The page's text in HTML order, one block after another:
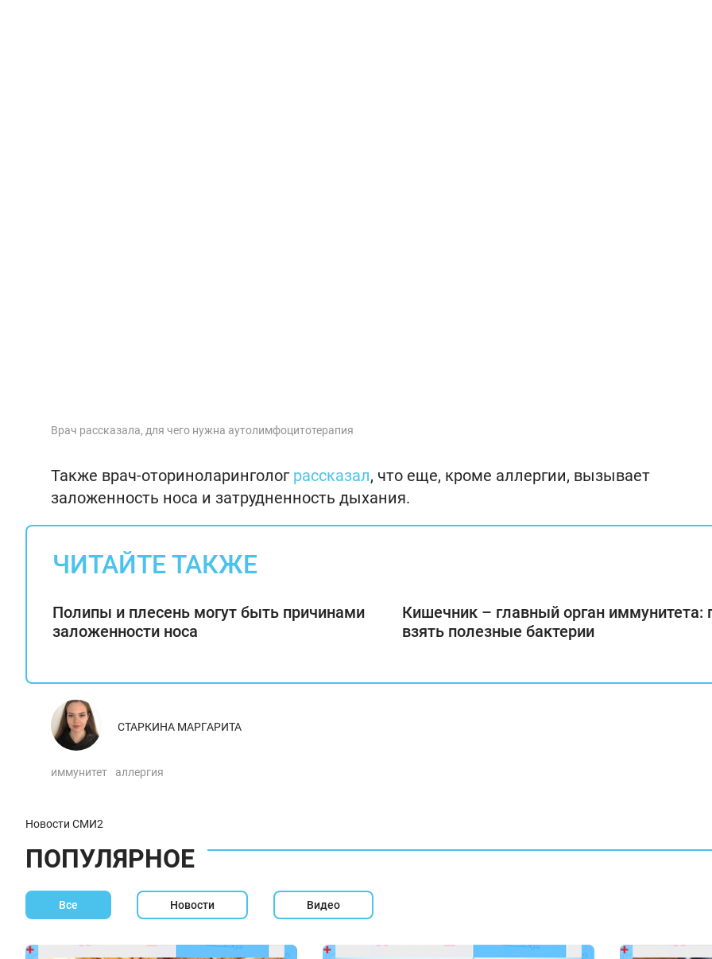
Врач рассказала, для чего нужна аутолимфоцитотерапия
Также врач-оториноларинголог рассказал, что еще, кроме аллергии, вызывает
заложенность носа и затрудненность дыхания.
ЧИТАЙТЕ ТАКЖЕ
Полипы и плесень могут быть причинами
заложенности носа
Кишечник – главный орган иммунитета:
взять полезные бактерии
СТАРКИНА МАРГАРИТА
иммунитет аллергия
Новости СМИ2
ПОПУЛЯРНОЕ
Все Новости Видео